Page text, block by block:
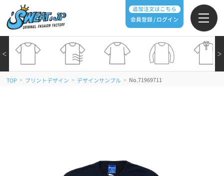
追加注文はこちら
会員登録 / ログイン
＞
＜
TOP > プリントデザイン > デザインサンプル > No.71969711